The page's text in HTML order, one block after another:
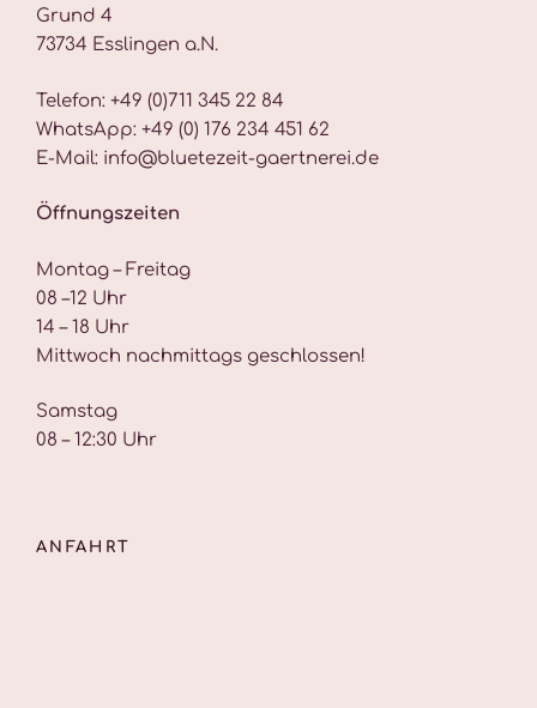
Grund 4
73734 Esslingen a.N.
Telefon: +49 (0)711 345 22 84
WhatsApp: +49 (0) 176 234 451 62
E-Mail: info@bluetezeit-gaertnerei.de
Öffnungszeiten
Montag – Freitag
08 –12 Uhr
14 – 18 Uhr
Mittwoch nachmittags geschlossen!
Samstag
08 – 12:30 Uhr
ANFAHRT